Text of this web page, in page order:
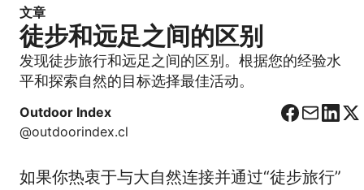
文章
徒步和远足之间的区别
发现徒步旅行和远足之间的区别。根据您的经验水
平和探索自然的目标选择最佳活动。
Outdoor Index
@outdoorindex.cl
F
e
C
r
L
k
X
如果你热衷于与大自然连接并通过“徒步旅行”
×